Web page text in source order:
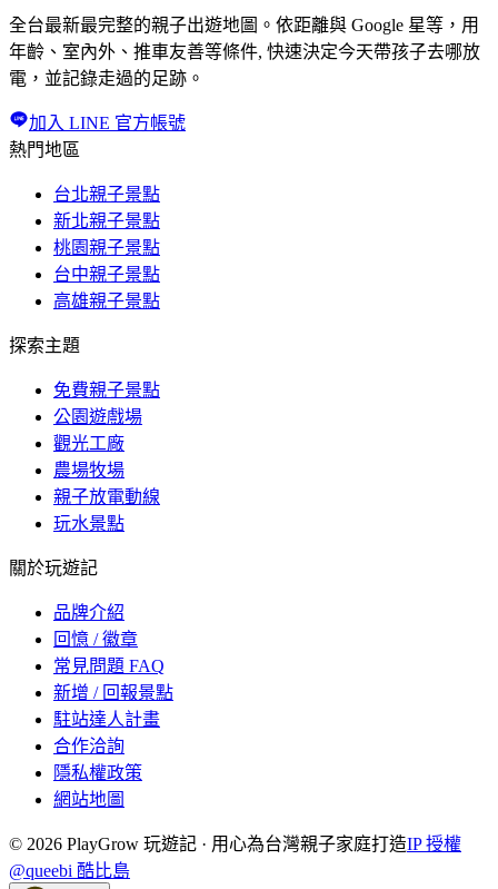
全台最新最完整的親子出遊地圖。依距離與 Google 星等，用
年齡、室內外、推車友善等條件, 快速決定今天帶孩子去哪放
電，並記錄走過的足跡。
加入 LINE 官方帳號
熱門地區
台北親子景點
新北親子景點
桃園親子景點
台中親子景點
高雄親子景點
探索主題
免費親子景點
公園遊戲場
觀光工廠
農場牧場
親子放電動線
玩水景點
關於玩遊記
品牌介紹
回憶 / 徽章
常見問題 FAQ
新增 / 回報景點
駐站達人計畫
合作洽詢
隱私權政策
網站地圖
© 2026 PlayGrow 玩遊記 · 用心為台灣親子家庭打造IP 授權
@queebi 酷比島